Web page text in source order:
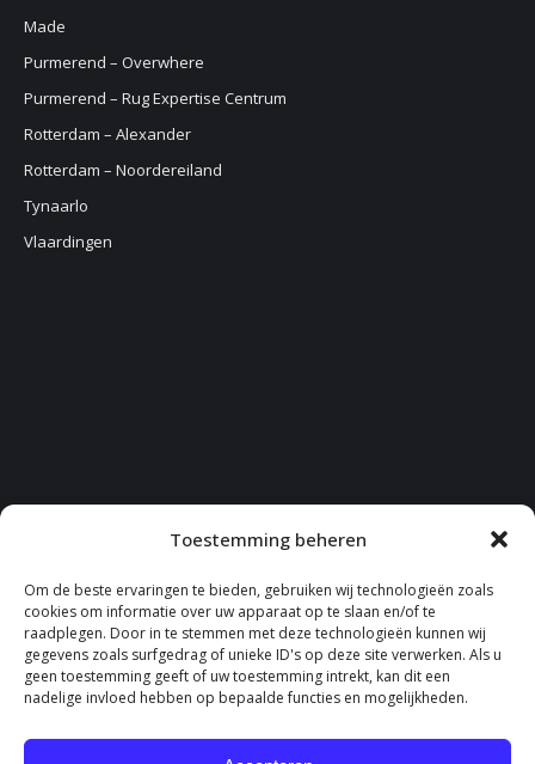
Toestemming beheren
Om de beste ervaringen te bieden, gebruiken wij technologieën zoals
cookies om informatie over uw apparaat op te slaan en/of te
raadplegen. Door in te stemmen met deze technologieën kunnen wij
gegevens zoals surfgedrag of unieke ID's op deze site verwerken. Als u
geen toestemming geeft of uw toestemming intrekt, kan dit een
nadelige invloed hebben op bepaalde functies en mogelijkheden.
Made
Purmerend – Overwhere
Purmerend – Rug Expertise Centrum
Rotterdam – Alexander
Rotterdam – Noordereiland
Tynaarlo
Vlaardingen